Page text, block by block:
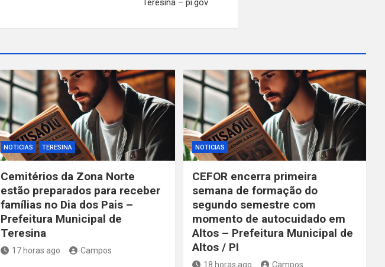
Teresina – pi.gov
NOTICIAS TERESINA
Cemitérios da Zona Norte
estão preparados para receber
famílias no Dia dos Pais –
Prefeitura Municipal de
Teresina
17 horas ago Campos
NOTICIAS
CEFOR encerra primeira
semana de formação do
segundo semestre com
momento de autocuidado em
Altos – Prefeitura Municipal de
Altos / PI
18 horas ago Campos